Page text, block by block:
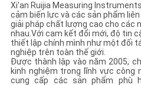
Xi'an Ruijia Measuring
cảm biến lực và các sản phẩm
giải pháp chất lượng cao cho các
nhau.Với cam kết đổi mới, độ tin
thiết lập chính mình như một đối
nghiệp trên toàn thế giới.
Được thành lập vào năm 2005,
kinh nghiệm trong lĩnh vực công
cung cấp các sản phẩm phù